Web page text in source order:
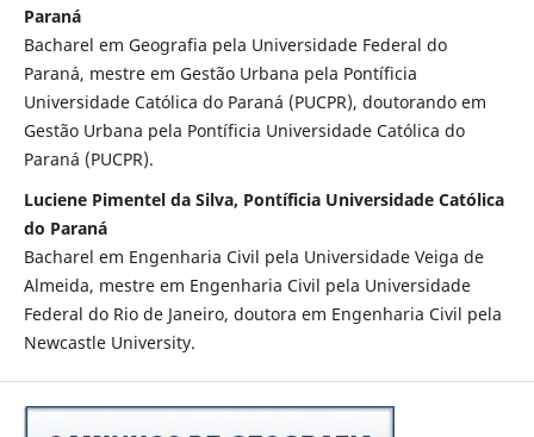
Paraná
Bacharel em Geografia pela Universidade Federal do
Paraná, mestre em Gestão Urbana pela Pontíficia
Universidade Católica do Paraná (PUCPR), doutorando em
Gestão Urbana pela Pontíficia Universidade Católica do
Paraná (PUCPR).
Luciene Pimentel da Silva, Pontíficia Universidade Católica
do Paraná
Bacharel em Engenharia Civil pela Universidade Veiga de
Almeida, mestre em Engenharia Civil pela Universidade
Federal do Rio de Janeiro, doutora em Engenharia Civil pela
Newcastle University.